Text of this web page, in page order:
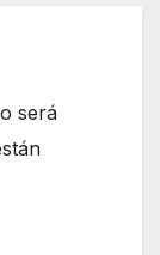
será